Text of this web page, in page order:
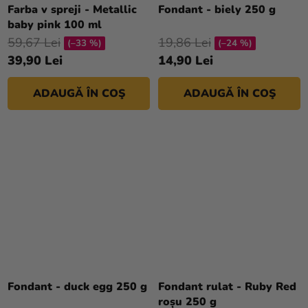
Farba v spreji - Metallic
baby pink 100 ml
39,90 Lei
59,67 Lei (–33 %)
ADAUGĂ ÎN COŞ
Fondant - biely 250 g
14,90 Lei
19,86 Lei (–24 %)
ADAUGĂ ÎN COŞ
Fondant - duck egg 250 g
Fondant rulat - Ruby Red
roșu 250 g